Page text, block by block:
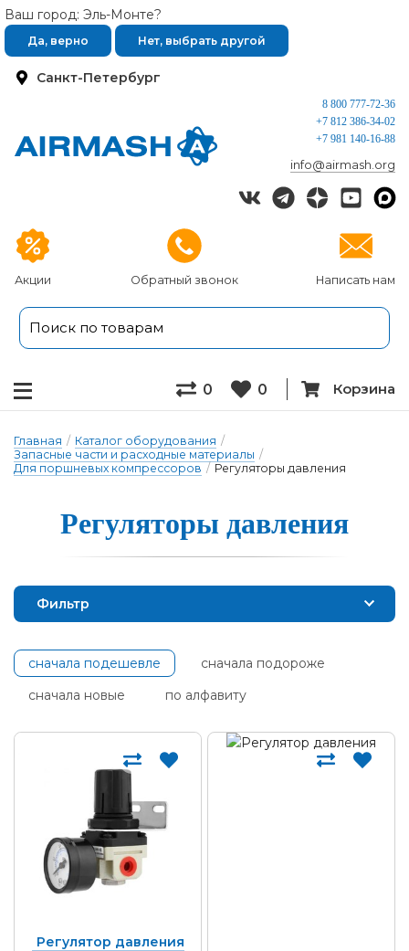
Санкт-Петербург
Ваш город: Эль-Монте?
Да, верно Нет, выбрать другой
Акции Обратный звонок Написать нам
8 800 777-72-36
+7 812 386-34-02
+7 981 140-16-88
info@airmash.org
0 0 Корзина
Главная / Каталог оборудования /
Запасные части и расходные материалы /
Для поршневых компрессоров / Регуляторы давления
Регуля­то­ры дав­ле­ния
Фильтр
сначала подешевле
сначала подороже
сначала новые
по алфавиту
Регулятор давления